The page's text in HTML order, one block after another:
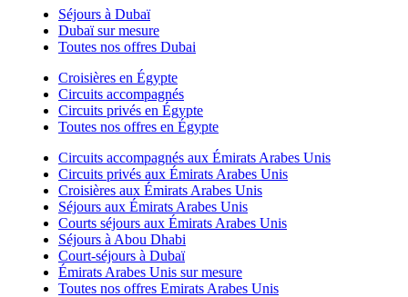
Séjours à Dubaï
Dubaï sur mesure
Toutes nos offres Dubai
Croisières en Égypte
Circuits accompagnés
Circuits privés en Égypte
Toutes nos offres en Égypte
Circuits accompagnés aux Émirats Arabes Unis
Circuits privés aux Émirats Arabes Unis
Croisières aux Émirats Arabes Unis
Séjours aux Émirats Arabes Unis
Courts séjours aux Émirats Arabes Unis
Séjours à Abou Dhabi
Court-séjours à Dubaï
Émirats Arabes Unis sur mesure
Toutes nos offres Emirats Arabes Unis